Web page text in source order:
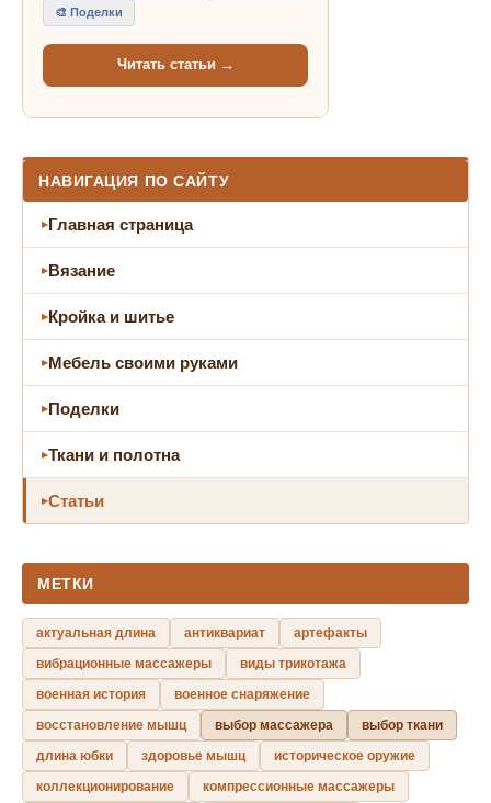
🎨 Поделки
Читать статьи →
НАВИГАЦИЯ ПО САЙТУ
Главная страница
Вязание
Кройка и шитье
Мебель своими руками
Поделки
Ткани и полотна
Статьи
МЕТКИ
актуальная длина антиквариат
артефакты
вибрационные массажеры
виды трикотажа
военная история
военное снаряжение
восстановление мышц
выбор массажера
выбор ткани
длина юбки
здоровье мышц
историческое оружие
коллекционирование
компрессионные массажеры